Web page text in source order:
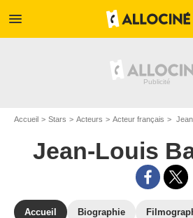
menu
Accueil Stars Acteurs Acteur français
Jean-Louis
Accueil Biographie